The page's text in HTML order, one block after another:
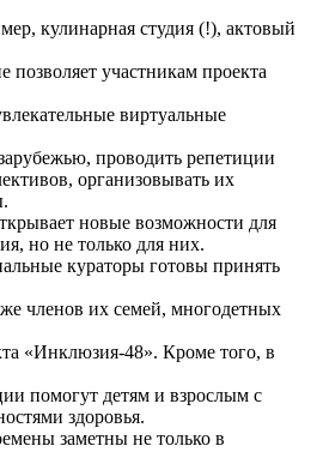
кулинарная студия (!), актовый
позволяет участникам проекта
виртуальные
проводить репетиции
организовывать их
новые возможности для
но не только для них.
кураторы готовы принять
членов их семей, многодетных
«Инклюзия-48». Кроме того, в
помогут детям и взрослым с
здоровья.
заметны не только в